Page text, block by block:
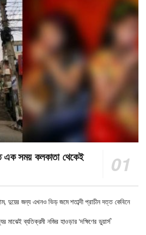
এক সময় কলকাতা থেকেই
দুয়ের জন্য এখনও ভিড় জমে শতাব্দী প্রাচীন দত্ত কেবিনে
মাঝেই ব্যতিক্রমী নজির হাওড়ার ‘দক্ষিণের ডুয়ার্স’